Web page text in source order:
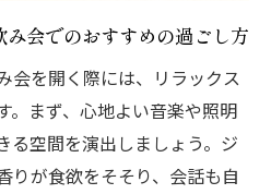
会でのおすすめの過ごし方
会を開く際には、リラックス
。まず、心地よい音楽や照明
る空間を演出しましょう。ジ
りが食欲をそそり、会話も自